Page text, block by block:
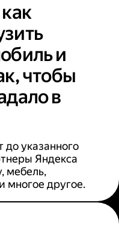
и
чтобы
в
указанного
Яндекса
мебель,
многое другое.